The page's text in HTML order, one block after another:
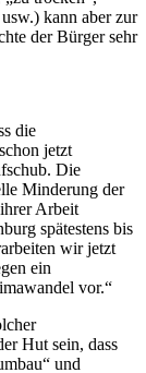
kann aber zur
der Bürger sehr
die
jetzt
Die
Minderung der
Arbeit
spätestens bis
wir jetzt
ein
vor.“
Hut sein, dass
und